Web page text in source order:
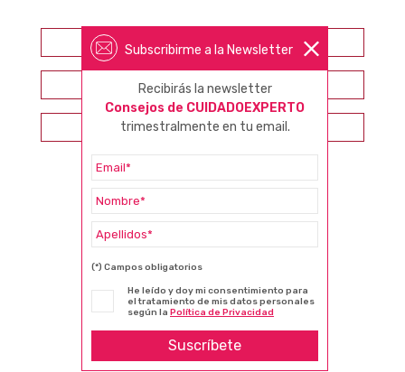
Subscribirme a la Newsletter
Recibirás la newsletter
Consejos de CUIDADOEXPERTO
trimestralmente en tu email.
(*) Campos obligatorios
He leído y doy mi consentimiento para
el tratamiento de mis datos personales
según la Política de Privacidad
Suscríbete
Farmacéutico
Otros profesionales sanitarios
Consumidor